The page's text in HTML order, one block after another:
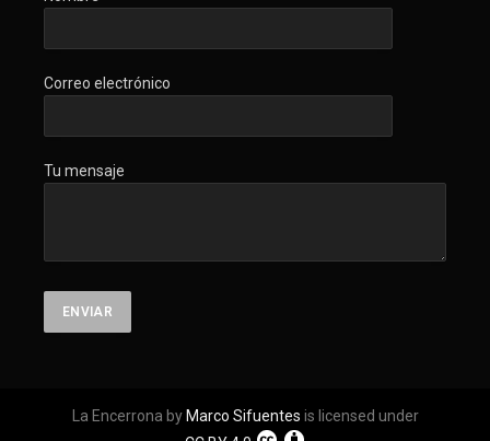
Correo electrónico
Tu mensaje
La Encerrona by Marco Sifuentes is licensed under